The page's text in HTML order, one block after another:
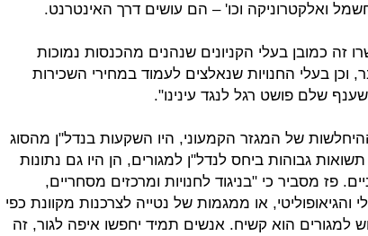
ואלקטרוניקה וכו' – הם עושים דרך האינטרנט.
זה כמובן בעלי הקניונים שנהנים מהכנסות נמוכות
בעלי החנויות שנאלצים לעמוד במחירי השכירות
שלם פושט רגל לנגד עינינו".
של המגזר הקמעוני, היו השקעות בנדל"ן מהסוג
גבוהות ביחס לנדל"ן למגורים, הן היו גם נתונות
פז מסביר כי "בניגוד לחנויות ומרכזים מסחריים,
או ממגמות של נטייה לצרכנות מקוונת כפי
למגורים הוא קשיח. אנשים תמיד יחפשו איפה לגור, זה